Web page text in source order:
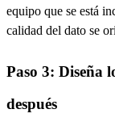
equipo que se está
calidad del dato se
Paso 3: Diseña
después